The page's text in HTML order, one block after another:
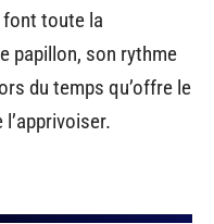
toute la
papillon, son rythme
du temps qu’offre le
l’apprivoiser.